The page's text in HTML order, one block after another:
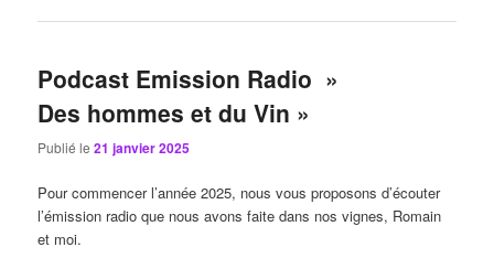
Podcast Emission Radio »
Des hommes et du Vin »
Publié le21 janvier 2025
Pour commencer l’année 2025, nous vous proposons d’écouter
l’émission radio que nous avons faite dans nos vignes, Romain
et moi.